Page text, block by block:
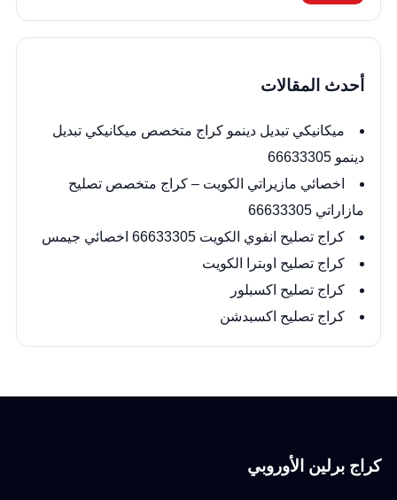
أحدث المقالات
ميكانيكي تبديل دينمو كراج متخصص ميكانيكي تبديل
دينمو 66633305
اخصائي مازيراتي الكويت – كراج متخصص تصليح
مازاراتي 66633305
كراج تصليح انفوي الكويت 66633305 اخصائي جيمس
كراج تصليح اوبترا الكويت
كراج تصليح اكسبلور
كراج تصليح اكسبدشن
كراج برلين الأوروبي